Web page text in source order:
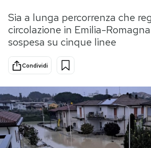
Tecnologia
Internet
Scienza
Cultura
Economia
Sport
Ok
PODCAST
Sia a lunga percorrenza che
circolazione in Emilia-
sospesa su cinque linee
Condividi